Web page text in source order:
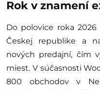
Rok v znamení
Do polovice roka
Českej republike a
nových predajní, čím
miest. V súčasnosti
800 obchodov v